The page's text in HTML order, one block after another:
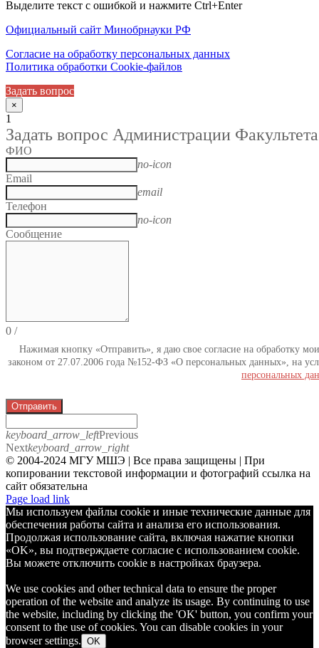
Выделите текст с ошибкой и нажмите Ctrl+Enter
Официальный сайт Минобрнауки РФ
Согласие на обработку персональных данных
Политика обработки Cookie-файлов
Задать вопрос
×
1
Задать вопрос Администрации Факультета
ФИО
no-icon
Email
email
Телефон
no-icon
Сообщение
0 /
Нажимая кнопку «Отправить», я даю свое согласие на обработку
законом от 27.07.2006 года №152-ФЗ «О персональных данных», на
персональных
Отправить
keyboard_arrow_leftPrevious
Nextkeyboard_arrow_right
© 2004-2024 МГУ МШЭ | Все права защищены | При
копировании текстовой информации и фотографий ссылка на
сайт обязательна
Telegram
Page load link
Мы используем файлы cookie и иные технические данные для
обеспечения работы сайта и анализа его использования.
Продолжая использование сайта, включая нажатие кнопки
«OK», вы подтверждаете согласие с использованием cookie.
Вы можете отключить cookie в настройках браузера.
We use cookies and other technical data to ensure the proper
operation of the website and analyze its usage. By continuing to use
the website, including by clicking the 'OK' button, you confirm your
consent to the use of cookies. You can disable cookies in your
browser settings. OK